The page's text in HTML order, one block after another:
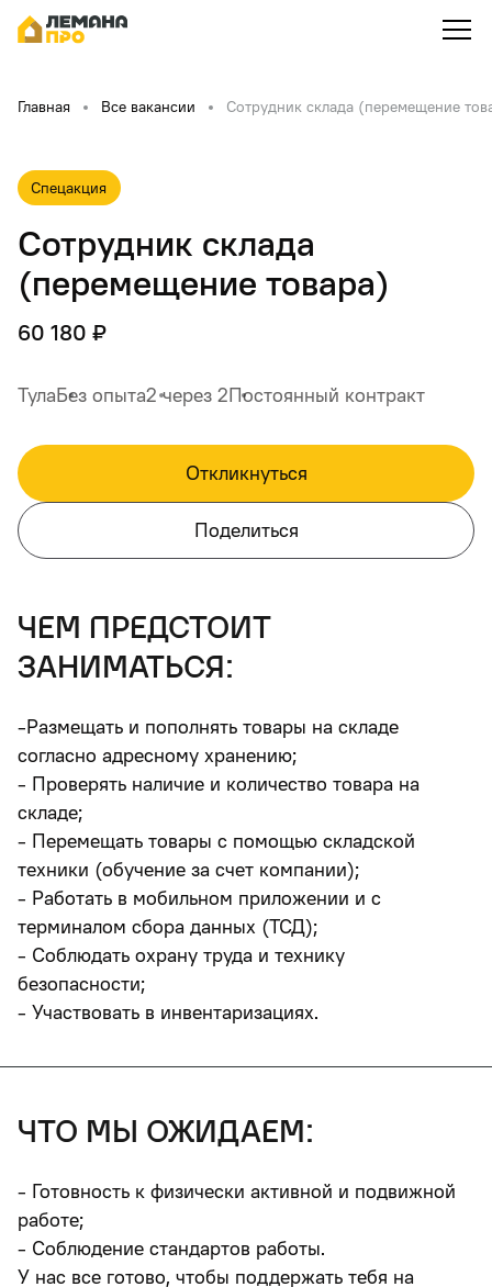
Главная Все вакансии Сотрудник склада (перемещение
Спецакция
Сотрудник склада
(перемещение товара)
60 180 ₽
ТулаБез опыта2 через 2Постоянный контракт
Откликнуться
Поделиться
чем предстоит
заниматься:
-Размещать и пополнять товары на складе
согласно адресному хранению;
- Проверять наличие и количество товара на
складе;
- Перемещать товары с помощью складской
техники (обучение за счет компании);
- Работать в мобильном приложении и с
терминалом сбора данных (ТСД);
- Соблюдать охрану труда и технику
безопасности;
- Участвовать в инвентаризациях.
что мы ожидаем:
​​​​​​​- Готовность к физически активной и подвижной
работе;
- Соблюдение стандартов работы.
У нас все готово, чтобы поддержать тебя на